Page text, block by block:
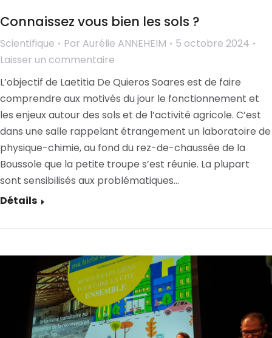
Connaissez vous bien les sols ?
Scientifique Par Aurélie ANNEHEIM
5 octobre 2024
Laisser un commentaire
L’objectif de Laetitia De Quieros Soares est de faire
comprendre aux motivés du jour le fonctionnement et
les enjeux autour des sols et de l’activité agricole. C’est
dans une salle rappelant étrangement un laboratoire de
physique-chimie, au fond du rez-de-chaussée de la
Boussole que la petite troupe s’est réunie. La plupart
sont sensibilisés aux problématiques…
Détails